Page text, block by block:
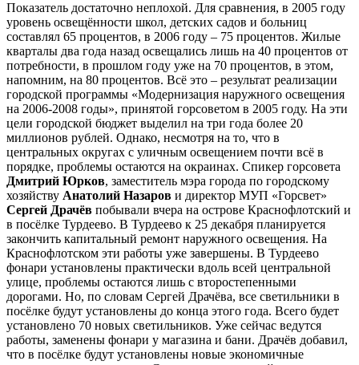
Показатель достаточно неплохой. Для сравнения, в 2005 году
уровень освещённости школ, детских садов и больниц
составлял 65 процентов, в 2006 году – 75 процентов. Жилые
кварталы два года назад освещались лишь на 40 процентов от
потребности, в прошлом году уже на 70 процентов, в этом,
напомним, на 80 процентов. Всё это – результат реализации
городской программы «Модернизация наружного освещения
на 2006-2008 годы», принятой горсоветом в 2005 году. На эти
цели городской бюджет выделил на три года более 20
миллионов рублей. Однако, несмотря на то, что в
центральных округах с уличным освещением почти всё в
порядке, проблемы остаются на окраинах. Спикер горсовета
Дмитрий Юрков, заместитель мэра города по городскому
хозяйству Анатолий Назаров и директор МУП «Горсвет»
Сергей Драчёв побывали вчера на острове Краснофлотский и
в посёлке Турдеево. В Турдеево к 25 декабря планируется
закончить капитальный ремонт наружного освещения. На
Краснофлотском эти работы уже завершены. В Турдеево
фонари установлены практически вдоль всей центральной
улице, проблемы остаются лишь с второстепенными
дорогами. Но, по словам Сергей Драчёва, все светильники в
посёлке будут установлены до конца этого года. Всего будет
установлено 70 новых светильников. Уже сейчас ведутся
работы, заменены фонари у магазина и бани. Драчёв добавил,
что в посёлке будут установлены новые экономичные